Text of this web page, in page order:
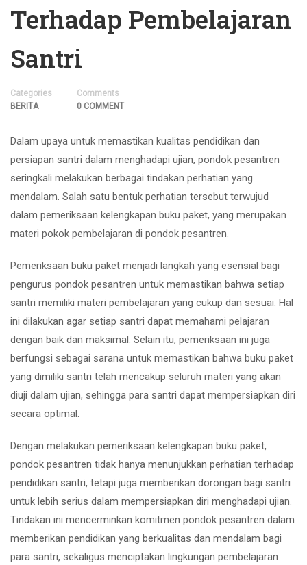
Terhadap Pembelajaran
Santri
Categories
BERITA
Comments
0 COMMENT
Dalam upaya untuk memastikan kualitas pendidikan dan
persiapan santri dalam menghadapi ujian, pondok pesantren
seringkali melakukan berbagai tindakan perhatian yang
mendalam. Salah satu bentuk perhatian tersebut terwujud
dalam pemeriksaan kelengkapan buku paket, yang merupakan
materi pokok pembelajaran di pondok pesantren.
Pemeriksaan buku paket menjadi langkah yang esensial bagi
pengurus pondok pesantren untuk memastikan bahwa setiap
santri memiliki materi pembelajaran yang cukup dan sesuai. Hal
ini dilakukan agar setiap santri dapat memahami pelajaran
dengan baik dan maksimal. Selain itu, pemeriksaan ini juga
berfungsi sebagai sarana untuk memastikan bahwa buku paket
yang dimiliki santri telah mencakup seluruh materi yang akan
diuji dalam ujian, sehingga para santri dapat mempersiapkan diri
secara optimal.
Dengan melakukan pemeriksaan kelengkapan buku paket,
pondok pesantren tidak hanya menunjukkan perhatian terhadap
pendidikan santri, tetapi juga memberikan dorongan bagi santri
untuk lebih serius dalam mempersiapkan diri menghadapi ujian.
Tindakan ini mencerminkan komitmen pondok pesantren dalam
memberikan pendidikan yang berkualitas dan mendalam bagi
para santri, sekaligus menciptakan lingkungan pembelajaran